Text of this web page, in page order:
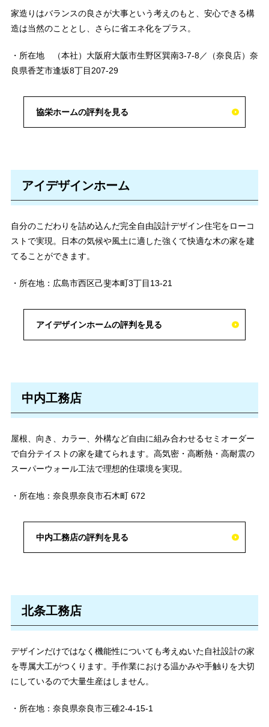
家造りはバランスの良さが大事という考えのもと、安心できる構
造は当然のこととし、さらに省エネ化をプラス。
・所在地 （本社）大阪府大阪市生野区巽南3-7-8／（奈良店）奈
良県香芝市逢坂8丁目207-29
協栄ホームの評判を見る
アイデザインホーム
自分のこだわりを詰め込んだ完全自由設計デザイン住宅をローコ
ストで実現。日本の気候や風土に適した強くて快適な木の家を建
てることができます。
・所在地：広島市西区己斐本町3丁目13-21
アイデザインホームの評判を見る
中内工務店
屋根、向き、カラー、外構など自由に組み合わせるセミオーダー
で自分テイストの家を建てられます。高気密・高断熱・高耐震の
スーパーウォール工法で理想的住環境を実現。
・所在地：奈良県奈良市石木町 672
中内工務店の評判を見る
北条工務店
デザインだけではなく機能性についても考えぬいた自社設計の家
を専属大工がつくります。手作業における温かみや手触りを大切
にしているので大量生産はしません。
・所在地：奈良県奈良市三碓2-4-15-1